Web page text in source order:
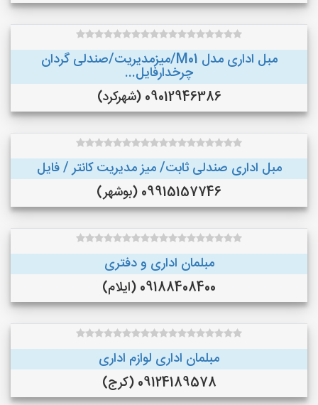
مبل اداری مدل M01/میزمدیریت/صندلی گردان
چرخدارفایل...
09012946386 (شهرکرد)
مبل اداری صندلی ثابت/ میز مدیریت کانتر / فایل
09915157746 (بوشهر)
مبلمان اداری و دفتری
09188408400 (ایلام)
مبلمان اداری لوازم اداری
09124189578 (کرج)